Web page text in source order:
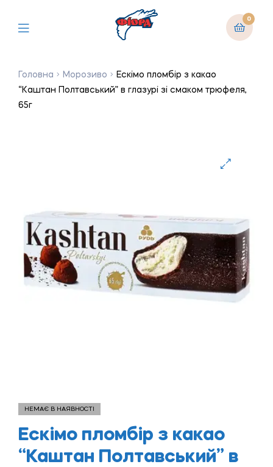
0
Головна Морозиво
Ескімо пломбір з какао
“Каштан Полтавський” в глазурі зі смаком трюфеля,
65г
НЕМАЄ В НАЯВНОСТІ
Ескімо пломбір з какао
“Каштан Полтавський” в